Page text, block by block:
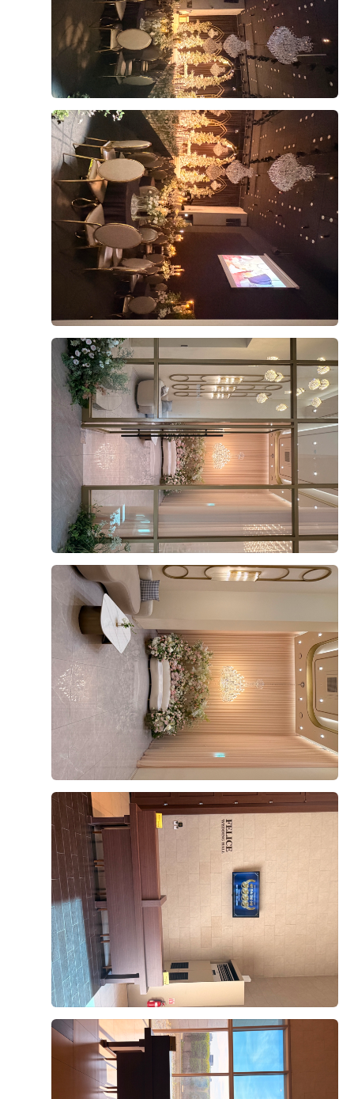
쌈채소 등 기본 반찬이 정갈하게 준비되어 있었고, 전체
적으로 간이 자극적이지 않아 부담 없이 즐길 수 있었습
니다. 음식이 비어 있는 경우도 거의 없었고 직원분들이
계속해서 채워주셔서 마지막까지 깔끔한 상태가 유지되
는 점도 좋았습니다.
뷔페 동선도 넓고 쾌적해서 사람들이 몰려도 크게 불편하
지 않았고, 음식 종류도 한식·양식·해산물 등 골고루 갖춰
져 있어 남녀노소 모두 만족할 만한 구성이라고 느꼈습니
다. 무엇보다 음식의 신선도와 관리 상태가 좋아 하객분
들도 만족하실 것 같다는 생각이 들었습니다.
결혼식은 식사가 중요한 부분인데, 영등포 위더스 뷔페는
맛과 종류, 청결까지 모두 만족스러웠던 곳이라 안심하고
하객분들을 모실 수 있을 것 같습니다. 개인적으로는 해
산물과 회 코너가 가장 만족스러웠고, 전체적으로 재방문
의사가 있을 정도로 만족한 시식이었습니다.
+8
후기가 도움이 되었나요? 0
강문수, 조효정 2026-08-04 7명 읽음
위더스 영등포점 아모르홀을 방문한 뒤 상담을 받고 계약
까지 진행했습니다. 여러 웨딩홀을 알아보면서 가장 중요
하게 생각했던 부분은 홀 분위기와 신부대기실, 실제 예
식 당일의 이동 동선이었습니다.
아모르홀은 전체적으로 밝고 화사한 분위기라 처음 들어
갔을 때부터 마음에 들었습니다. 어두운 홀보다는 자연스
럽고 따뜻한 느낌의 예식을 원했는데, 아모르홀이 제가
생각했던 이미지와 잘 맞았습니다. 홀 내부도 깔끔하게
정돈된 느낌이었고, 사진이나 영상으로 보았을 때도 신랑
신부가 화사하게 나올 것 같았습니다.
신부대기실도 답답하지 않고 깔끔했으며, 신부대기실에
서 예식장으로 이동하는 동선도 복잡하지 않아 좋았습니
다. 하객들의 이동과 신랑 신부의 동선이 비교적 편리하
게 구성되어 있다는 점도 계약을 결정하는 데 도움이 됐
습니다.
상담 과정에서는 궁금했던 부분을 하나씩 설명해 주셨고,
견적과 포함 사항도 이해하기 쉽게 안내받았습니다. 상담
분위기가 부담스럽지 않았고, 저희가 생각했던 조건과 견
적도 잘 맞아 최종적으로 계약하게 되었습니다. 실제 예
식일까지 남은 준비도 잘 진행해서 밝고 화사한 아모르홀
에서 만족스러운 결혼식을 올리고 싶습니다.
+8
후기가 도움이 되었나요? 0
유희재, 신윤서 2026-08-03 6명 읽음
드디어 결혼식이 두 달 정도 앞으로 다가와서 웨딩홀 시
식을 하고 왔어요
사실 예식장을 계약할 때 가장 궁금했던 부분 중 하나가
바로 식사였는데, 직접 시식을 해보니 왜 하객분들이 식
사를 중요하게 생각하는지 알겠더라고요.
시식은 미리 예약 후 진행됐고, 직원분들께서 친절하게
안내해주셔서 편하게 둘러볼 수 있었어요.
연회장 내부도 넓고 깔끔하게 관리되어 있었고, 테이블
간격도 여유로워서 하객분들이 식사하시기에 불편함이
없을 것 같다는 생각이 들었습니다.
다양한 메뉴가 준비되어 있었는데, 그중에서도 가장 기억
에 남았던 건 양갈비와 회였어요. 먼저 양갈비는 생각보
다 훨씬 부드러웠고 잡내가 전혀 느껴지지 않았어요. 육
즙도 풍부하고 고기가 촉촉해서 한입 먹자마자 "이건 꼭
다시 먹고 싶다"라는 생각이 들 정도였어요.
웨딩홀 음식이라고 해서 큰 기대를 하지 않았는데, 전문
레스토랑 못지않은 맛이라 정말 만족스러웠습니다.
그리고 회도 정말 인상적이었어요. 신선도가 좋아서 비린
맛이 전혀 없었고, 식감도 쫄깃해서 계속 손이 가더라고
요. 평소 회를 좋아하는 편인데, 하객분들도 충분히 만족
하실 것 같았어요. 다른 뷔페 메뉴들도 전체적으로 깔끔
하고 종류가 다양해서 남녀노소 누구나 맛있게 즐길 수
있을 것 같았습니다.
특히 부모님과 함께 시식을 진행했는데, 부모님께서도 음
더 보기
+8
후기가 도움이 되었나요?
전재영, 서혜연 2026-08-02 15명 읽음
안녕하세요,
결혼식이 얼마 남지 않아 위더스 영등포 웨딩홀 시식에
다녀왔습니다.
고, 음식마다 맛의 편차가 크지 않아 전반적으로 만족스
러웠습니다.
디저트도 과일, 케이크, 떡 등 여러 종류가 준비되어 있어
더 보기